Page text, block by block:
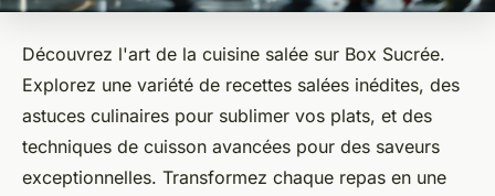
Découvrez l'art de la cuisine salée sur Box Sucrée.
Explorez une variété de recettes salées inédites, des
astuces culinaires pour sublimer vos plats, et des
techniques de cuisson avancées pour des saveurs
exceptionnelles. Transformez chaque repas en une